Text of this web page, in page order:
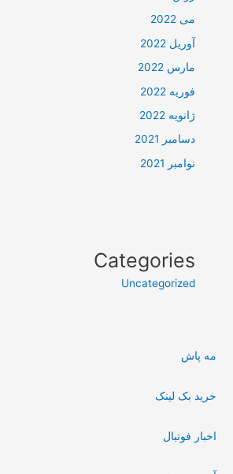
می 2022
آوریل 2022
مارس 2022
فوریه 2022
ژانویه 2022
دسامبر 2021
نوامبر 2021
Categories
Uncategorized
مه پاش
خرید بک لینک
اخبار فوتبال